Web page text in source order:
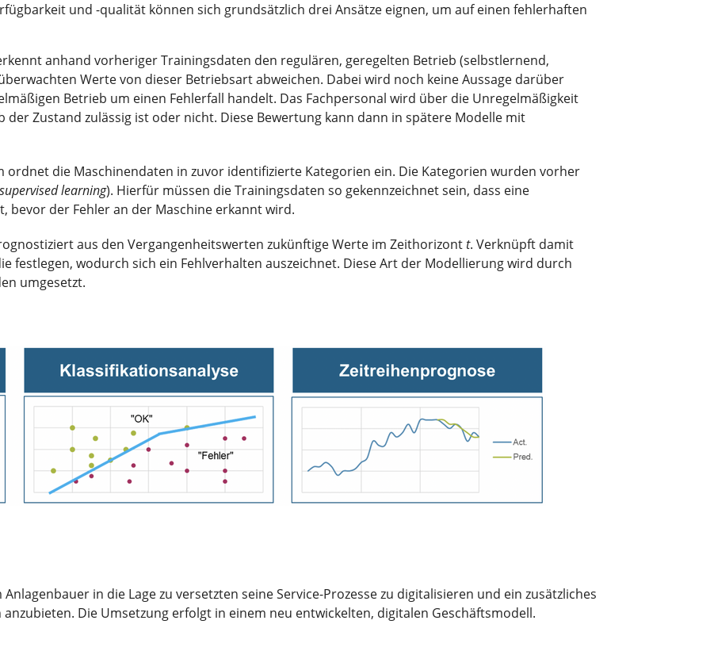
und -qualität können sich grundsätzlich drei Ansätze eignen, um auf einen fehlerhaften
anhand vorheriger Trainingsdaten den regulären, geregelten Betrieb (selbstlernend,
Werte von dieser Betriebsart abweichen. Dabei wird noch keine Aussage darüber
Betrieb um einen Fehlerfall handelt. Das Fachpersonal wird über die Unregelmäßigkeit
Zustand zulässig ist oder nicht. Diese Bewertung kann dann in spätere Modelle mit
ordnet die Maschinendaten in zuvor identifizierte Kategorien ein. Die Kategorien wurden vorher
supervised learning). Hierfür müssen die Trainingsdaten so gekennzeichnet sein, dass eine
bevor der Fehler an der Maschine erkannt wird.
aus den Vergangenheitswerten zukünftige Werte im Zeithorizontt. Verknüpft damit
festlegen, wodurch sich ein Fehlverhalten auszeichnet. Diese Art der Modellierung wird durch
umgesetzt.
in die Lage zu versetzten seine Service-Prozesse zu digitalisieren und ein zusätzliches
Die Umsetzung erfolgt in einem neu entwickelten, digitalen Geschäftsmodell.